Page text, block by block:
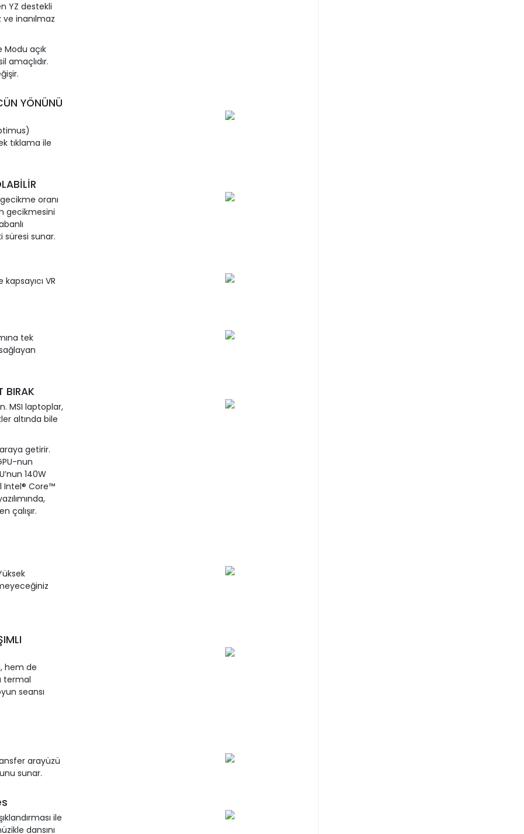
YZ destekli
inanılmaz
açık
amaçlıdır.
YÖNÜNÜ
tıklama ile
oranı
gecikmesini
süresi sunar.
VR
tek
BIRAK
MSI laptoplar,
altında bile
getirir.
nun
140W
Intel® Core™
çalışır.
hem de
termal
seansı
arayüzü
sunar.
ile
dansını